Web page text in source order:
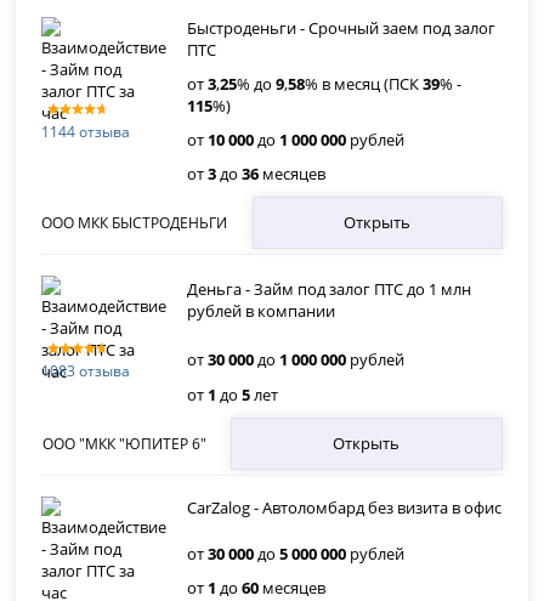
1144 отзыва
Быстроденьги - Срочный заем под залог
ПТС
от3,25% до9,58% в месяц (ПСК39% -
115%)
от 10 000до 1 000 000 рублей
от3до36 месяцев
ООО МКК БЫСТРОДЕНЬГИ Открыть
1083 отзыва
Деньга - Займ под залог ПТС до 1 млн
рублей в компании
от30 000до 1 000 000 рублей
от 1 до5лет
ООО "МКК "ЮПИТЕР 6" Открыть
CarZalog - Автоломбард без визита в офис
от30 000до5 000 000 рублей
от 1 до60 месяцев